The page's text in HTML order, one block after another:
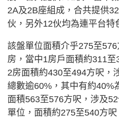
2A及2B座組成，合共提供
伙，另外12伙均為連平台特
該盤單位面積介乎275至
房，當中1房戶面積約311
2房面積約430至494方呎，
總數逾60%，其中有約40%
面積563至576方呎，涉及
單位，面積約275至540方呎